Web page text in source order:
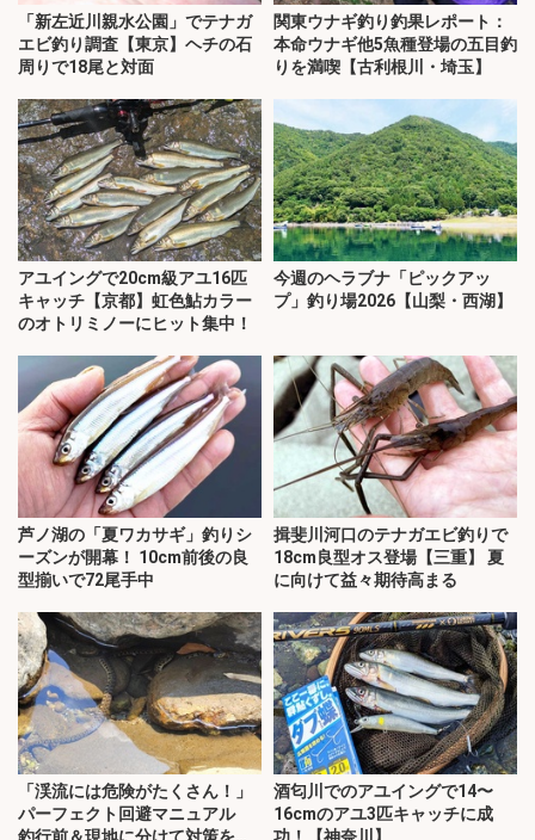
「新左近川親水公園」でテナガ
エビ釣り調査【東京】ヘチの石
周りで18尾と対面
関東ウナギ釣り釣果レポート：
本命ウナギ他5魚種登場の五目釣
りを満喫【古利根川・埼玉】
アユイングで20cm級アユ16匹
キャッチ【京都】虹色鮎カラー
のオトリミノーにヒット集中！
今週のヘラブナ「ピックアッ
プ」釣り場2026【山梨・西湖】
芦ノ湖の「夏ワカサギ」釣りシ
ーズンが開幕！ 10cm前後の良
型揃いで72尾手中
揖斐川河口のテナガエビ釣りで
18cm良型オス登場【三重】 夏
に向けて益々期待高まる
「渓流には危険がたくさん！」
パーフェクト回避マニュアル
釣行前＆現地に分けて対策を解
酒匂川でのアユイングで14〜
16cmのアユ3匹キャッチに成
功！【神奈川】